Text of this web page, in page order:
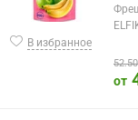
В избранное
52.50
от